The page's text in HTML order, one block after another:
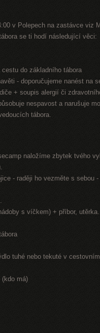
v Polepech na zastávce viz
se ti hodí následující věci:
do základního tábora
- doporučujeme nanést na
+ soupis alergií či
nespavost a narušuje
tábora.
naložíme zbytek tvého
- raději ho vezměte s sebou
s víčkem) + příbor, utěrka.
tuhé nebo tekuté v
má)